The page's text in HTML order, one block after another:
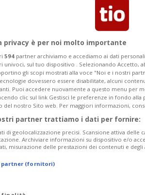
2 mesi 1 9
gli alberi
Gli
se
privacy è per noi molto importante
594 partner archiviamo e accediamo ai dati
univoci, sul tuo dispositivo . Selezionando Accetto,
gli scopi mostrati alla voce "Noi e i nostri
dovessero essere disabilitate, alcuni
Puoi accedere nuovamente a questo menu per
clic sul link Gestisci le preferenze in fondo alla
del nostro Sito web. Per maggiori informazioni,
partner trattiamo i dati per fornire:
di geolocalizzazione precisi. Scansione attiva delle
Archiviare informazioni su dispositivo e/o
misurazione delle prestazioni dei contenuti e
partner (fornitori)